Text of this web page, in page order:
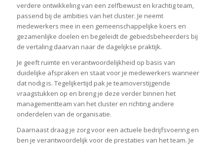
verdere ontwikkeling van een zelfbewust en krachtig team,
passend bij de ambities van het cluster. Je neemt
medewerkers mee in een gemeenschappelijke koers en
gezamenlijke doelen en begeleidt de gebiedsbeheerders bij
de vertaling daarvan naar de dagelijkse praktijk.
Je geeft ruimte en verantwoordelijkheid op basis van
duidelijke afspraken en staat voor je medewerkers wanneer
dat nodig is. Tegelijkertijd pak je teamoverstijgende
vraagstukken op en breng je deze verder binnen het
managementteam van het cluster en richting andere
onderdelen van de organisatie.
Daarnaast draag je zorg voor een actuele bedrijfsvoering en
ben je verantwoordelijk voor de prestaties van het team. Je